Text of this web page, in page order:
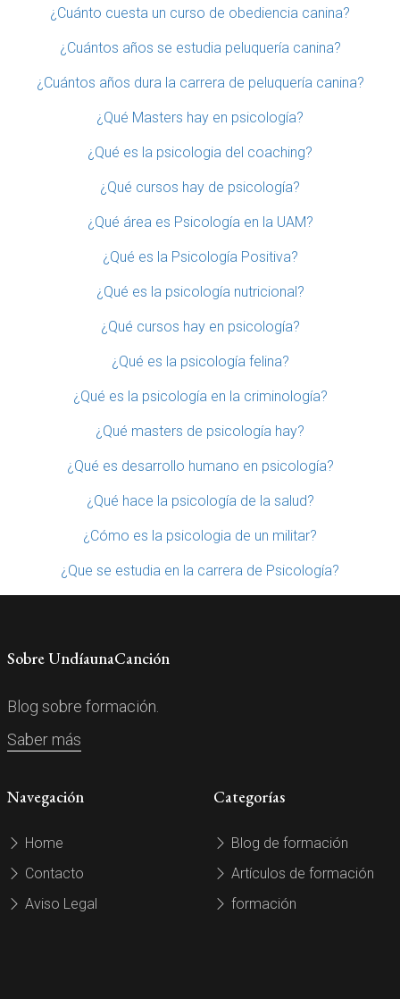
¿Cuánto cuesta un curso de obediencia canina?
¿Cuántos años se estudia peluquería canina?
¿Cuántos años dura la carrera de peluquería canina?
¿Qué Masters hay en psicología?
¿Qué es la psicologia del coaching?
¿Qué cursos hay de psicología?
¿Qué área es Psicología en la UAM?
¿Qué es la Psicología Positiva?
¿Qué es la psicología nutricional?
¿Qué cursos hay en psicología?
¿Qué es la psicología felina?
¿Qué es la psicología en la criminología?
¿Qué masters de psicología hay?
¿Qué es desarrollo humano en psicología?
¿Qué hace la psicología de la salud?
¿Cómo es la psicologia de un militar?
¿Que se estudia en la carrera de Psicología?
Sobre UndíaunaCanción
Blog sobre formación.
Saber más
Navegación
Home
Contacto
Aviso Legal
Categorías
Blog de formación
Artículos de formación
formación